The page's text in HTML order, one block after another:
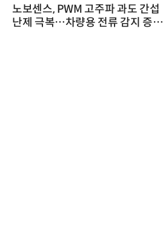
노보센스, PWM 고주파 과도 간섭
난제 극복…차량용 전류 감지 증폭